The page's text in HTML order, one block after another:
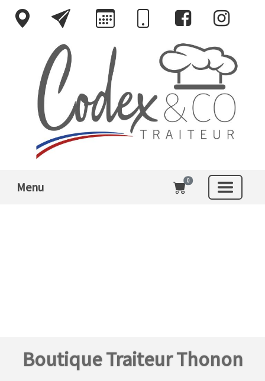
Menu 0
Boutique Traiteur Thonon